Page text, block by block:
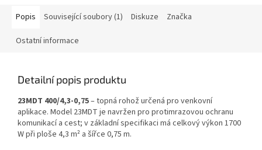
Popis Související soubory (1) Diskuze Značka
Ostatní informace
Detailní popis produktu
23MDT 400/4,3-0,75– topná rohož určená pro venkovní
aplikace. Model 23MDT je navržen pro protimrazovou ochranu
komunikací a cest; v základní specifikaci má celkový výkon 1700
W při ploše 4,3 m² a šířce 0,75 m.